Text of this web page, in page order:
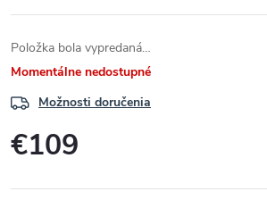
Položka bola vypredaná…
Momentálne nedostupné
Možnosti doručenia
€109
cena: